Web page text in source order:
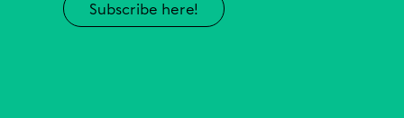
Subscribe here!